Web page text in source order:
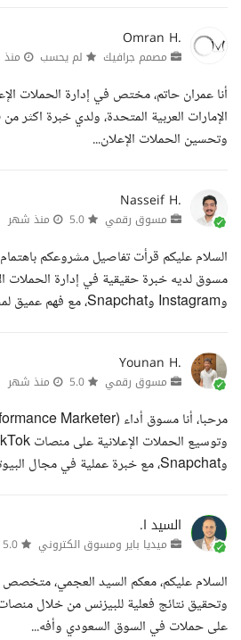
Omran H.
مصمم جرافيك لم يحسب
أنا عمران حاتم، مختص في إدارة الحملات
وتحسين الحملات الإعلان...
Nasseif H.
مسوق رقمي منذ شهر
السلام عليكم قرأت تفاصيل مشروعكم
وInstagram وSnapchat، مع فهم عميق لمجا...
Younan H.
مسوق رقمي منذ شهر
وSnapchat، مع خبرة عملية في مجال البيوتي (Beauty...
السيد ا.
ميديا باير ومسوق الكتروني
السلام عليكم، معكم السيد العجمي، متخصص
وتحقيق نتائج فعلية للبيزنس من خلال
على حملات في السوق السعودي وأفه...